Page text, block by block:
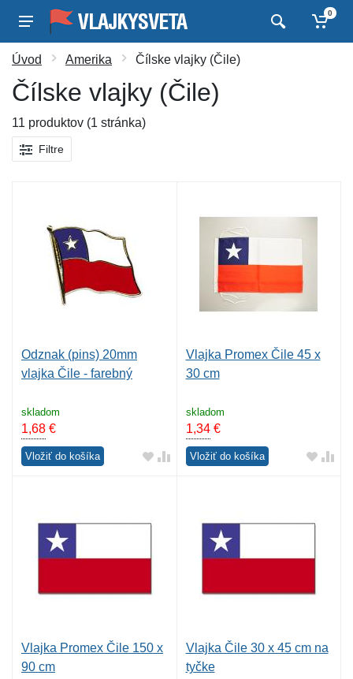
0
Úvod Amerika Čílske vlajky (Čile)
Čílske vlajky (Čile)
11 produktov (1 stránka)
Filtre
Odznak (pins) 20mm
vlajka Čile - farebný
skladom
1,68 €
Vložiť do košíka
Vlajka Promex Čile 45 x
30 cm
skladom
1,34€
Vložiť do košíka
Vlajka Promex Čile 150 x
90 cm
Vlajka Čile 30 x 45 cm na
tyčke